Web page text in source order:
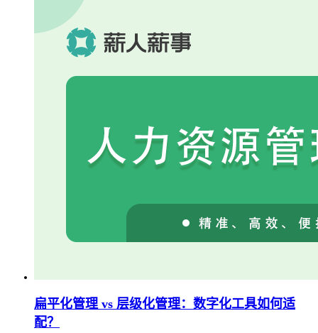
扁平化管理 vs 层级化管理：数字化工具如何适
配？